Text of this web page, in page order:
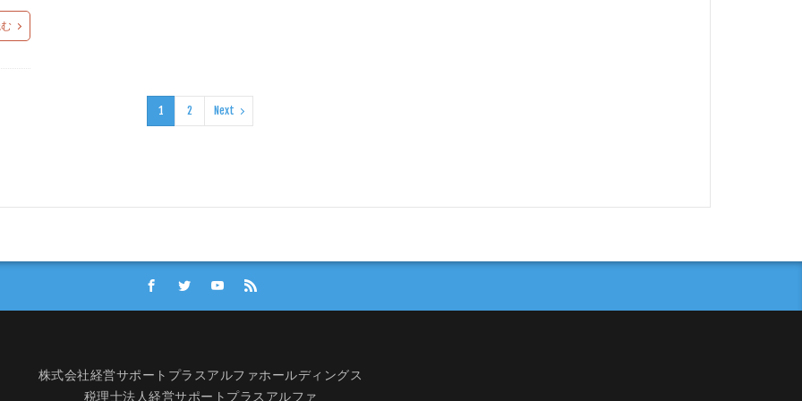
1 2 Next
株式会社経営サポートプラスアルファホールディングス
税理士法人経営サポートプラスアルファ